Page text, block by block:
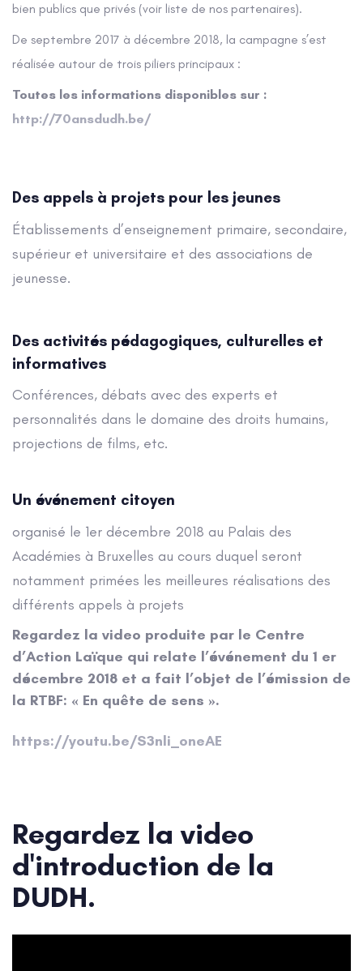
bien publics que privés (voir liste de nos partenaires).
De septembre 2017 à décembre 2018, la campagne s’est
réalisée autour de trois piliers principaux :
Toutes les informations disponibles sur :
http://70ansdudh.be/
Des appels à projets pour les jeunes
Établissements d’enseignement primaire, secondaire,
supérieur et universitaire et des associations de
jeunesse.
Des activités pédagogiques, culturelles et
informatives
Conférences, débats avec des experts et
personnalités dans le domaine des droits humains,
projections de films, etc.
Un événement citoyen
organisé le 1er décembre 2018 au Palais des
Académies à Bruxelles au cours duquel seront
notamment primées les meilleures réalisations des
différents appels à projets
Regardez la video produite par le Centre
d’Action Laïque qui relate l’événement du 1 er
décembre 2018 et a fait l’objet de l’émission de
la RTBF: « En quête de sens ».
https://youtu.be/S3nli_oneAE
Regardez la video
d'introduction de la
DUDH.